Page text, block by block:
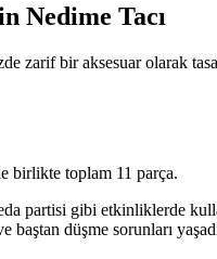
Nedime Tacı
zarif bir aksesuar olarak
birlikte toplam 11 parça.
partisi gibi etkinliklerde
düşme sorunları